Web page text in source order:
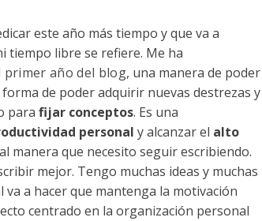
este año más tiempo y que va a
tiempo libre se refiere. Me ha
primer año del blog, una manera de poder
de poder adquirir nuevas destrezas y
para fijar conceptos. Es una
personal y alcanzar el alto
manera que necesito seguir escribiendo.
mejor. Tengo muchas ideas y muchas
va a hacer que mantenga la motivación
centrado en la organización personal